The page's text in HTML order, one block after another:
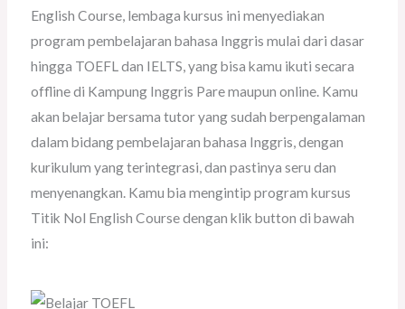
English Course, lembaga kursus ini menyediakan
program pembelajaran bahasa Inggris mulai dari dasar
hingga TOEFL dan IELTS, yang bisa kamu ikuti secara
offline di Kampung Inggris Pare maupun online. Kamu
akan belajar bersama tutor yang sudah berpengalaman
dalam bidang pembelajaran bahasa Inggris, dengan
kurikulum yang terintegrasi, dan pastinya seru dan
menyenangkan. Kamu bia mengintip program kursus
Titik Nol English Course dengan klik button di bawah
ini: